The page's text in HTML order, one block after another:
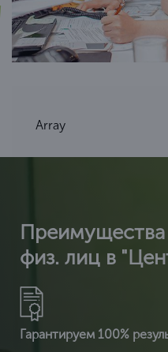
Array
Преимущества
физ. лиц в
Гарантируем 100%